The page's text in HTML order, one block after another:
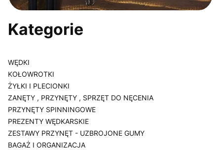
Kategorie
WĘDKI
KOŁOWROTKI
ŻYŁKI I PLECIONKI
ZANĘTY , PRZYNĘTY , SPRZĘT DO NĘCENIA
PRZYNĘTY SPINNINGOWE
PREZENTY WĘDKARSKIE
ZESTAWY PRZYNĘT - UZBROJONE GUMY
BAGAŻ I ORGANIZACJA